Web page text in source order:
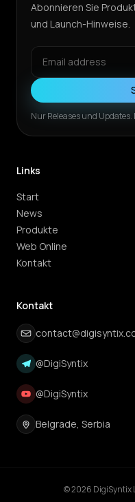
Abonnieren Sie
und Launch-Hinweise.
Nur Releases und Updates.
Links
Start
News
Produkte
Web Online
Kontakt
Kontakt
@DigiSyntix
@DigiSyntix
Belgrade, Serbia
©2026 DigiSyntix